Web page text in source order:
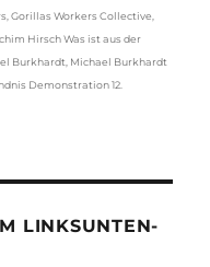
,Gorillas Workers Collective
Hirsch Was ist aus der
Burkhardt Michael Burkhardt
Demonstration 12.
LINKSUNTEN-